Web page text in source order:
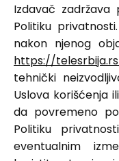
Izdavač
Politiku
nakon njenog
https://
tehnički
Uslova korišćenja
da povremeno
Politiku
eventualnim